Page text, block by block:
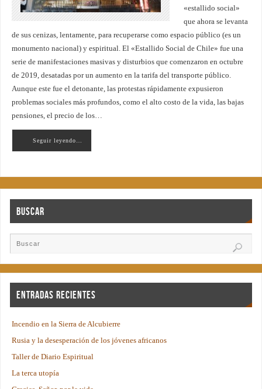
«estallido social»
que ahora se levanta
de sus cenizas, lentamente, para recuperarse como espacio público (es un
monumento nacional) y espiritual. El «Estallido Social de Chile» fue una
serie de manifestaciones masivas y disturbios que comenzaron en octubre
de 2019, desatadas por un aumento en la tarifa del transporte público.
Aunque este fue el detonante, las protestas rápidamente expusieron
problemas sociales más profundos, como el alto costo de la vida, las bajas
pensiones, el precio de los…
Seguir leyendo…
Buscar
Entradas recientes
Incendio en la Sierra de Alcubierre
Rusia y la desesperación de los jóvenes africanos
Taller de Diario Espiritual
La terca utopía